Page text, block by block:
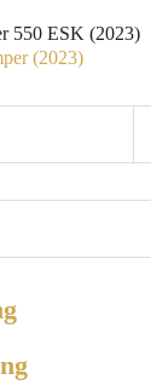
550 ESK (2023)